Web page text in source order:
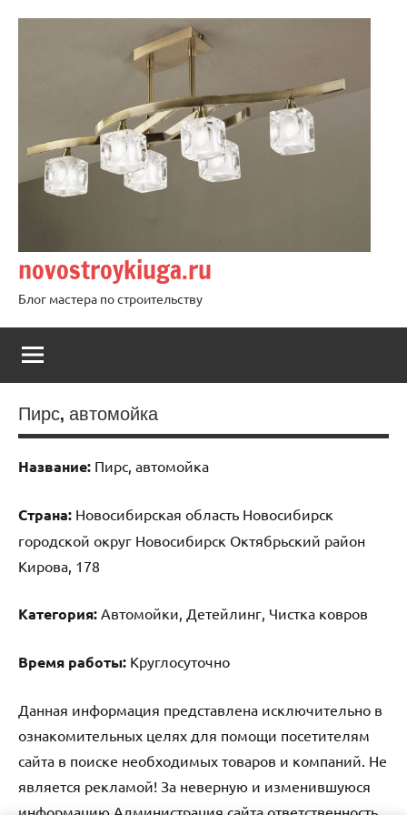
novostroykiuga.ru
Блог мастера по строительству
Пирс, автомойка
Название: Пирс, автомойка
Страна: Новосибирская область Новосибирск
городской округ Новосибирск Октябрьский район
Кирова, 178
Категория: Автомойки, Детейлинг, Чистка ковров
Время работы: Круглосуточно
Данная информация представлена исключительно в
ознакомительных целях для помощи посетителям
сайта в поиске необходимых товаров и компаний. Не
является рекламой! За неверную и изменившуюся
информацию Администрация сайта ответственность